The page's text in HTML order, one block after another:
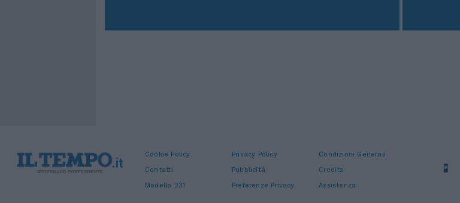
Cookie Policy Privacy Policy
Condizioni Generali
Contatti
Pubblicità
Credits
Modello 231
Preferenze Privacy Assistenza